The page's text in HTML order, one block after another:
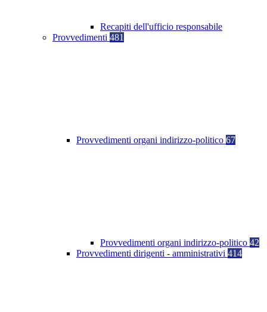
Recapiti dell'ufficio responsabile
Provvedimenti 481
Provvedimenti organi indirizzo-politico 67
Provvedimenti organi indirizzo-politico 42
Provvedimenti dirigenti - amministrativi 414